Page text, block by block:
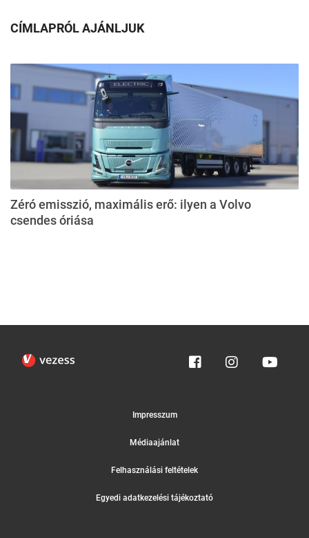
CÍMLAPRÓL AJÁNLJUK
Zéró emisszió, maximális erő: ilyen a Volvo
csendes óriása
Impresszum
Médiaajánlat
Felhasználási feltételek
Egyedi adatkezelési tájékoztató